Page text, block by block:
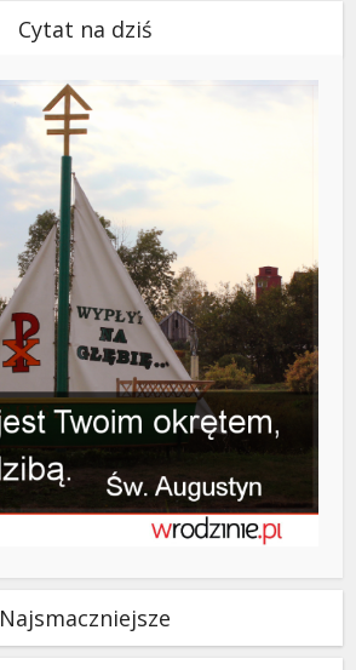
Cytat na dziś
Najsmaczniejsze